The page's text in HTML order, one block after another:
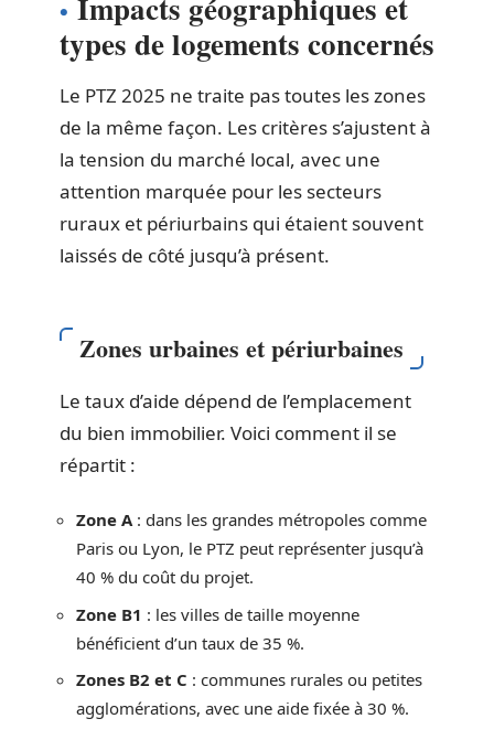
types de logements concernés
Le PTZ 2025 ne traite pas toutes les zones
de la même façon. Les critères s’ajustent à
la tension du marché local, avec une
attention marquée pour les secteurs
ruraux et périurbains qui étaient souvent
laissés de côté jusqu’à présent.
Zones urbaines et périurbaines
Le taux d’aide dépend de l’emplacement
du bien immobilier. Voici comment il se
répartit :
Zone A: dans les grandes métropoles comme
Paris ou Lyon, le PTZ peut représenter jusqu’à
40 % du coût du projet.
Zone B1 : les villes de taille moyenne
bénéficient d’un taux de 35 %.
Zones B2 et C : communes rurales ou petites
agglomérations, avec une aide fixée à 30 %.